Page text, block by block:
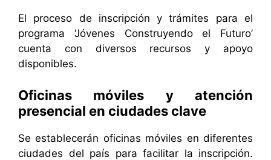
El proceso de inscripción y trámites para el
programa ‘Jóvenes Construyendo el Futuro’
cuenta con diversos recursos y apoyo
disponibles.
Oficinas móviles y atención
presencial en ciudades clave
Se establecerán oficinas móviles en diferentes
ciudades del país para facilitar la inscripción.